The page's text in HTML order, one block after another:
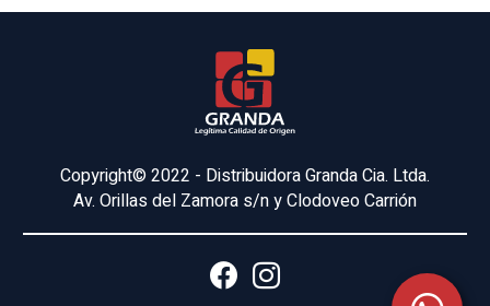
Copyright© 2022 - Distribuidora Granda Cia. Ltda.
Av. Orillas del Zamora s/n y Clodoveo Carrión